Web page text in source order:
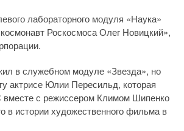
лабораторного модуля «Наука»
Роскосмоса Олег Новицкий»,
в служебном модуле «Звезда», но
актрисе Юлии Пересильд, которая
с режиссером Климом Шипенко
в истории художественного фильма в